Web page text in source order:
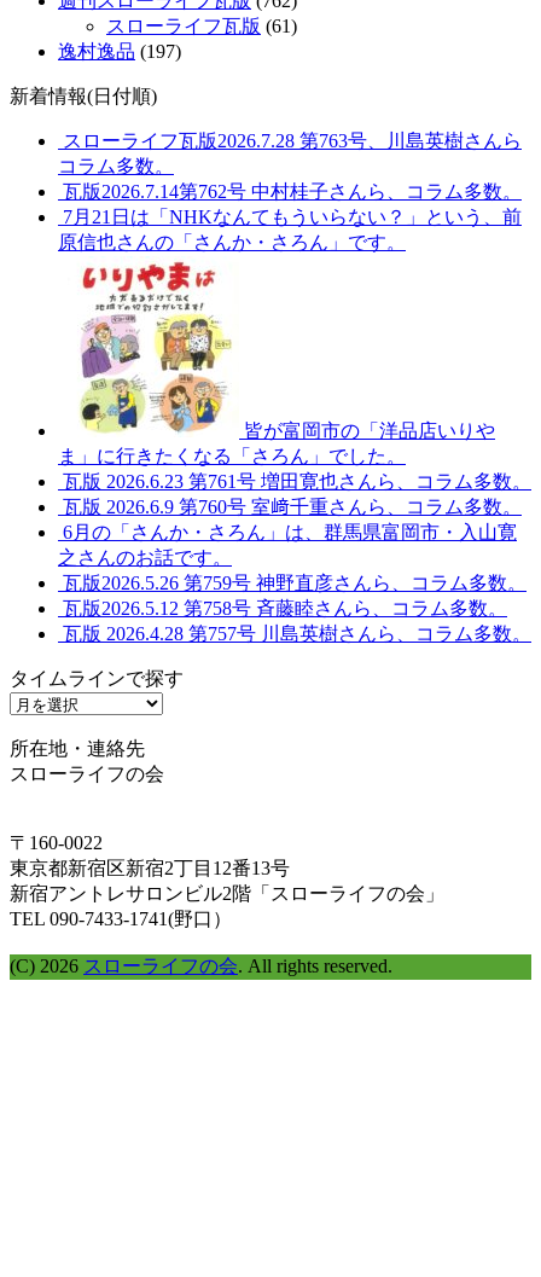
スローライフ瓦版 (61)
逸村逸品 (197)
新着情報(日付順)
スローライフ瓦版2026.7.28 第763号、川島英樹さんら
コラム多数。
瓦版2026.7.14第762号 中村桂子さんら、コラム多数。
7月21日は「NHKなんてもういらない？」という、前
原信也さんの「さんか・さろん」です。
皆が富岡市の「洋品店いりや
ま」に行きたくなる「さろん」でした。
瓦版 2026.6.23 第761号 増田寛也さんら、コラム多数。
瓦版 2026.6.9 第760号 室﨑千重さんら、コラム多数。
6月の「さんか・さろん」は、群馬県富岡市・入山寛
之さんのお話です。
瓦版2026.5.26 第759号 神野直彦さんら、コラム多数。
瓦版2026.5.12 第758号 斉藤睦さんら、コラム多数。
瓦版 2026.4.28 第757号 川島英樹さんら、コラム多数。
タイムラインで探す
タ
ム
ラ
で
探
す
所在地・連絡先
スローライフの会
〒160-0022
東京都新宿区新宿2丁目12番13号
新宿アントレサロンビル2階「スローライフの会」
TEL 090-7433-1741(野口）
(C) 2026 スローライフの会. All rights reserved.